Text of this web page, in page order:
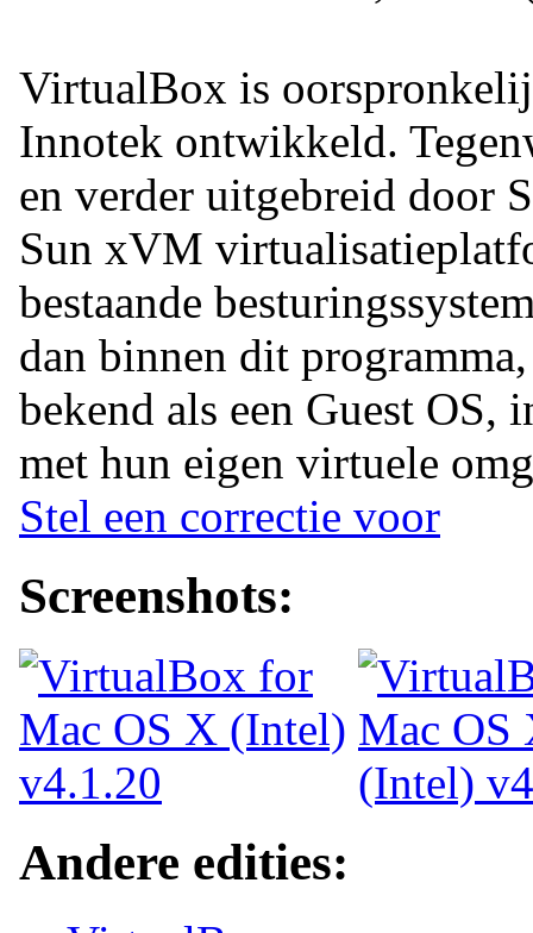
VirtualBox is
Innotek ontwikkeld.
en verder uitgebreid door
Sun xVM
bestaande
dan binnen dit
bekend als een Guest OS,
met hun eigen virtuele
Stel een correctie voor
Screenshots:
Andere edities: